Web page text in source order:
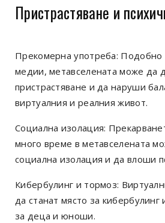
Пристрастяване и
Прекомерна употреба: Подобно
медии, метавселената може да
пристрастяване и да наруши
виртуалния и реалния живот.
Социална изолация:
много време в метавселената
социална изолация и да влоши
Кибербулинг и тормоз:
да станат място за
за деца и юноши.